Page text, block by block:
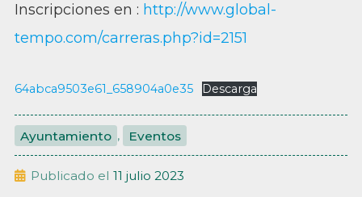
Inscripciones en : http://www.global-
tempo.com/carreras.php?id=2151
64abca9503e61_658904a0e35 Descarga
Ayuntamiento , Eventos
Publicado el 11 julio 2023